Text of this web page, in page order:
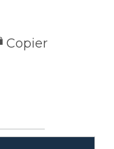
Copier